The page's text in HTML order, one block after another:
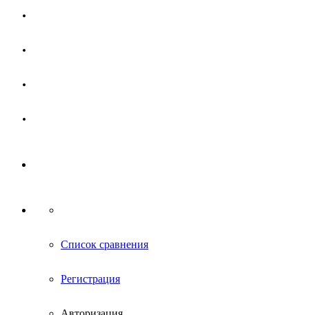
Список сравнения
Регистрация